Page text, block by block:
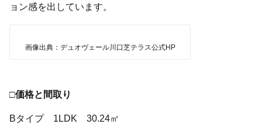
ョン感を出しています。
画像出典：デュオヴェール川口芝テラス公式HP
□価格と間取り
Bタイプ 1LDK 30.24㎡